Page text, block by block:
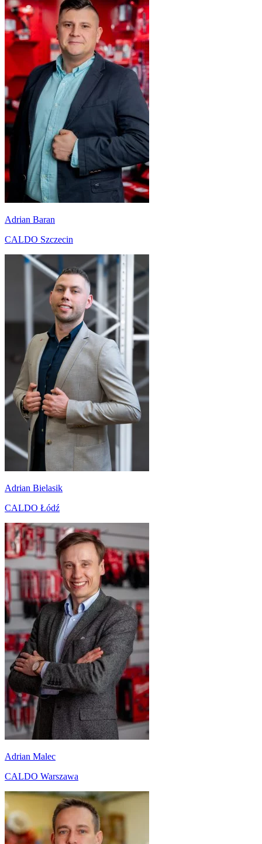
Adrian Baran
CALDO Szczecin
Adrian Bielasik
CALDO Łódź
Adrian Malec
CALDO Warszawa